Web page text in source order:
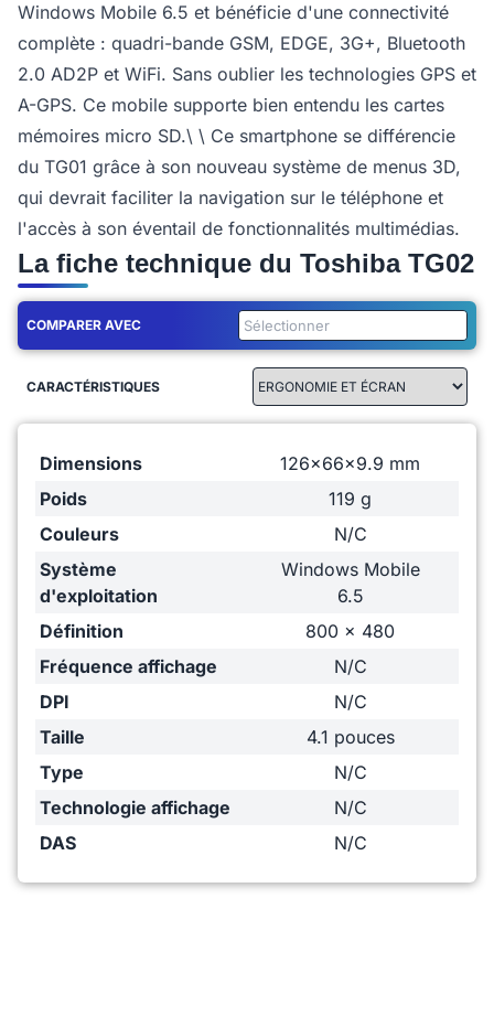
Windows Mobile 6.5 et bénéficie d'une connectivité
complète : quadri-bande GSM, EDGE, 3G+, Bluetooth
2.0 AD2P et WiFi. Sans oublier les technologies GPS et
A-GPS. Ce mobile supporte bien entendu les cartes
mémoires micro SD.\ \ Ce smartphone se différencie
du TG01 grâce à son nouveau système de menus 3D,
qui devrait faciliter la navigation sur le téléphone et
l'accès à son éventail de fonctionnalités multimédias.
La fiche technique du Toshiba TG02
COMPARER AVEC
CARACTÉRISTIQUES
Dimensions
126x66x9.9 mm
Poids
119 g
Couleurs
N/C
Système
d'exploitation
Windows Mobile
6.5
Définition
800 x 480
Fréquence affichage
N/C
DPI
N/C
Taille
4.1 pouces
Type
N/C
Technologie affichage
N/C
DAS
N/C